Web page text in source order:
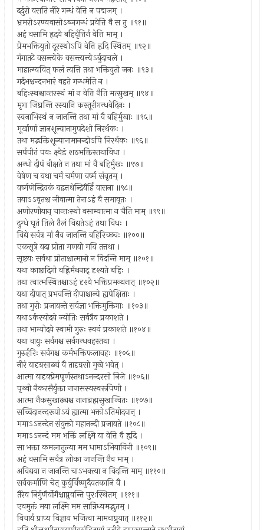
दर्दुरो वसति नीरे गन्धं वेत्ति न पद्मजम् ।
भ्रमरोऽरण्यवासोऽब्जगन्धं प्रवेत्ति वै स तु ॥९१॥
अहं वसामि हृदये बहिर्वृत्तिर्न वेत्ति माम् ।
प्रेमभक्तियुतो दूरस्थोऽपि वेत्ति हृदि स्थितम् ॥९२॥
गंगातटे वसन्त्येके वसन्त्यन्येऽर्बुदाचले ।
माहात्म्यवित् फलं त्वत्ति तथा भक्तियुतो जनः ॥९३॥
गर्दभश्चन्दनभारं वहते गन्धमेति न ।
बहिःस्थश्चान्तरस्थं मां न वेत्ति नैति मत्सुखम् ॥९४॥
मृगा जिघ्रन्ति रस्यानि कस्तूरीगन्धवेदिनः ।
स्वनाभिस्थं न जानन्ति तथा मां वै बहिर्मुखाः ॥९५॥
मूर्खाणां ज्ञानशून्यानामुपदेशो निरर्थकः ।
तथा मद्भक्तिशून्यानामानन्दोऽपि निरर्थकः ॥९६॥
सर्पपीतं पयः क्ष्वेडं शठभक्तिस्तथाविधा ।
अन्धो दीपं वीक्षते न तथा मां वै बहिर्मुखः ॥९७॥
वेषेण च यथा चर्मं चर्मणा वर्ष्म संवृतम् ।
वर्ष्मणेन्द्रियकं यद्वत्तथेन्द्रियैर्हि वासना ॥९८॥
तयाऽऽवृतश्च जीवात्मा तेनाऽहं वै समावृतः ।
अणोरणीयान् चान्तःस्थो वसाम्यात्मा न चैति माम् ॥९९॥
दुग्धे घृतं तिले तैलं विद्यतेऽहं तथा विधः ।
विद्ये सर्वत्र मां नैव जानन्ति बहिरिच्छवः ॥१००॥
एकसूत्रे यदा प्रोता मणयो मयि तत्तथा ।
सृष्टयः सर्वथा प्रोताश्चात्मानो न विदन्ति माम् ॥१०१॥
यथा काष्ठादिगो वह्निर्मथनाद् दृश्यते बहिः ।
तथा त्वात्मस्थितश्चाऽहं दृश्ये भक्तिप्रमन्थनात् ॥१०२॥
यथा दीपात् प्रभवन्ति दीपाश्चान्ये ह्यपेक्षिताः ।
तथा गुरोः प्रजायन्ते सर्वज्ञा भक्तिमुक्तिगाः ॥१०३॥
यथाऽर्कस्योदये ज्योतिः सर्वत्रैव प्रकाशते ।
तथा भाग्योदये स्वामी गुरुः स्वयं प्रकाशते ॥१०४॥
यथा वायुः सर्वगश्च सर्वगन्धवहस्तथा ।
गुरुर्हरिः सर्वगश्च कर्मभक्तिफलावहः ॥१०५॥
नीरं यादृग्रसाढ्यं वै तादृग्रसो मुखे भवेत् ।
आत्मा यादृक्प्रेमपूर्णस्तथाऽनन्दरसो निजे ॥१०६॥
पृथ्वी नैकरसैर्युक्ता नानासस्यस्वरूपिणी ।
आत्मा नैकसुखाढ्यश्च नानाब्रह्मसुखान्वितः ॥१०७॥
सच्चिदानन्दरूपोऽयं ह्यात्मा भक्तोऽतिमोदवान् ।
ममाऽऽनन्देन संयुक्तो महानन्दी प्रजायते ॥१०८॥
ममाऽऽनन्दं मम भक्तिं लक्ष्मि या वेत्ति वै हृदि ।
सा भक्ता कमलातुल्या मम धामाऽभियायिनी ॥१०९॥
अहं वसामि सर्वत्र लोका जानन्ति नैव माम् ।
अविद्यया न जानन्ति चाऽभक्त्या न विदन्ति माम् ॥११०॥
सर्वकर्माणि चेत् कुर्युर्विष्णुदैवतकानि वै ।
तैरेव निर्गुणैर्योगैश्चाप्नुवन्ति पुरःस्थितम् ॥१११॥
एवमुक्तं मया लक्ष्मि मम सान्निध्यमद्भुतम् ।
विचार्य प्राप्य विज्ञाय भजित्वा मामवाप्नुयात् ॥११२॥